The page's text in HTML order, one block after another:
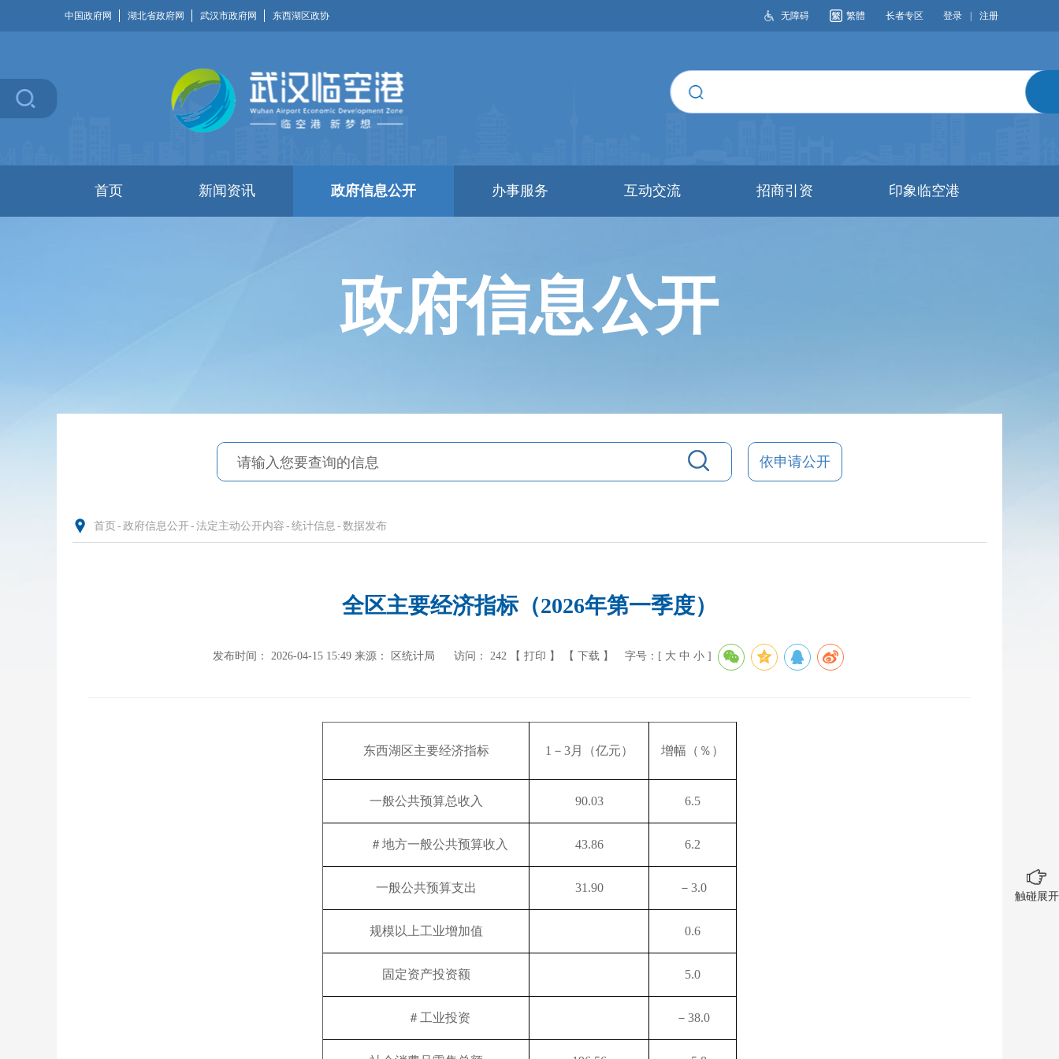
中国政府网 湖北省政府网 武汉市政府网 东西湖区政协 无障碍 繁體 长者专区 登录 注册
首页 新闻资讯 政府信息公开 办事服务 互动交流 招商引资 印象临空港
政府信息公开
依申请公开
首页 - 政府信息公开- 法定主动公开内容 - 统计信息 - 数据发布
全区主要经济指标（2026年第一季度）
发布时间： 2026-04-15 15:49 来源： 区统计局 访问： 242 【 打印 】 【 下载 】 字号：[ 大 中 小]
东西湖区主要经济指标 1－3月（亿元） 增幅（％）
一般公共预算总收入 90.03 6.5
＃地方一般公共预算收入 43.86 6.2
一般公共预算支出 31.90 －3.0
规模以上工业增加值 0.6
固定资产投资额 5.0
＃工业投资 －38.0
触碰展开